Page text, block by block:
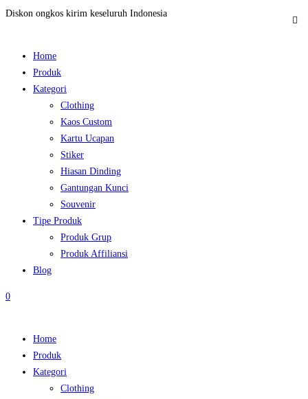
Diskon ongkos kirim keseluruh Indonesia
Home
Produk
Kategori
Clothing
Kaos Custom
Kartu Ucapan
Stiker
Hiasan Dinding
Gantungan Kunci
Souvenir
Tipe Produk
Produk Grup
Produk Affiliansi
Blog
0
Home
Produk
Kategori
Clothing